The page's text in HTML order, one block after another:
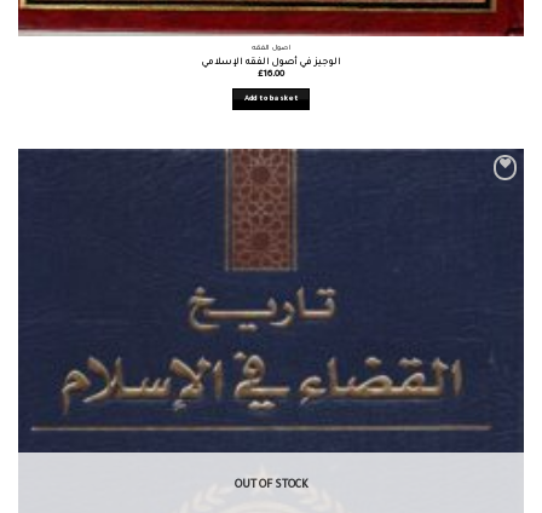
أصول الفقه
الوجيز في أصول الفقه الإسلامي
£16.00
Add to basket
OUT OF STOCK